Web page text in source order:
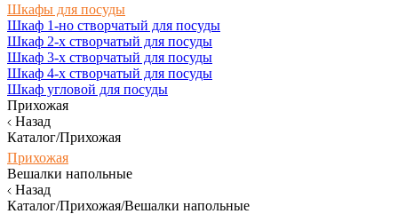
Шкафы для посуды
Шкаф 1-но створчатый для посуды
Шкаф 2-х створчатый для посуды
Шкаф 3-х створчатый для посуды
Шкаф 4-х створчатый для посуды
Шкаф угловой для посуды
Прихожая
Назад
Каталог/Прихожая
Прихожая
Вешалки напольные
Назад
Каталог/Прихожая/Вешалки напольные